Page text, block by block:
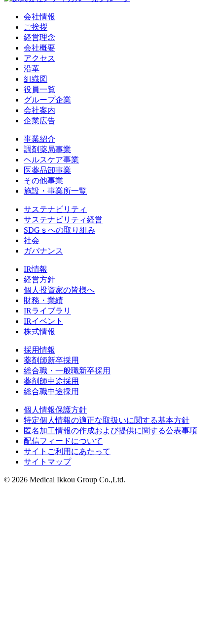
会社情報
ご挨拶
経営理念
会社概要
アクセス
沿革
組織図
役員一覧
グループ企業
会社案内
企業広告
事業紹介
調剤薬局事業
ヘルスケア事業
医薬品卸事業
その他事業
施設・事業所一覧
サステナビリティ
サステナビリティ経営
SDGｓへの取り組み
社会
ガバナンス
IR情報
経営方針
個人投資家の皆様へ
財務・業績
IRライブラリ
IRイベント
株式情報
採用情報
薬剤師新卒採用
総合職・一般職新卒採用
薬剤師中途採用
総合職中途採用
個人情報保護方針
特定個人情報の適正な取扱いに関する基本方針
匿名加工情報の作成および提供に関する公表事項
配信フィードについて
サイトご利用にあたって
サイトマップ
© 2026 Medical Ikkou Group Co.,Ltd.